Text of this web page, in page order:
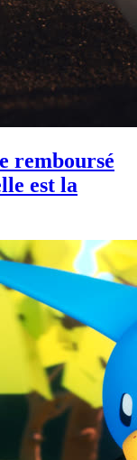
remboursé
est la